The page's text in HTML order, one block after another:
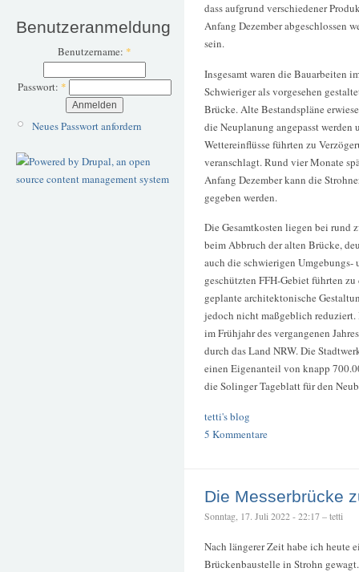
Benutzeranmeldung
Benutzername: *
Passwort: *
Neues Passwort anfordern
dass aufgrund verschiedener
Anfang Dezember abgeschlossen
sein.
Insgesamt waren die Bauarbeiten
Schwieriger als vorgesehen
Brücke. Alte Bestandspläne
die Neuplanung angepasst
Wettereinflüsse führten zu
veranschlagt. Rund vier Monate
Anfang Dezember kann die
gegeben werden.
Die Gesamtkosten liegen bei
beim Abbruch der alten Brücke,
auch die schwierigen
geschützten FFH-Gebiet führten
geplante architektonische
jedoch nicht maßgeblich
im Frühjahr des vergangenen
durch das Land NRW. Die
einen Eigenanteil von knapp
die Solinger Tageblatt für den
tetti's blog
5 Kommentare
Die Messerbrücke
Sonntag, 17. Juli 2022 - 22:17 – tetti
Nach längerer Zeit habe ich heute
Brückenbaustelle in Strohn gewagt.